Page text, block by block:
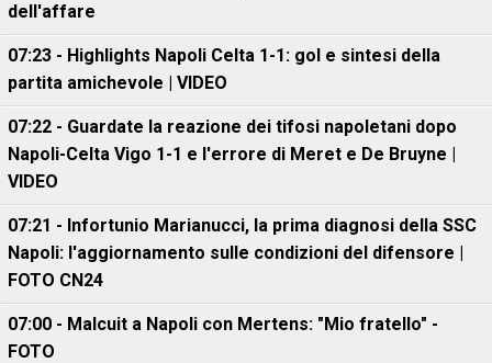
dell'affare
07:23 - Highlights Napoli Celta 1-1: gol e sintesi della
partita amichevole | VIDEO
07:22 - Guardate la reazione dei tifosi napoletani dopo
Napoli-Celta Vigo 1-1 e l'errore di Meret e De Bruyne |
VIDEO
07:21 - Infortunio Marianucci, la prima diagnosi della SSC
Napoli: l'aggiornamento sulle condizioni del difensore |
FOTO CN24
07:00 - Malcuit a Napoli con Mertens: "Mio fratello" -
FOTO